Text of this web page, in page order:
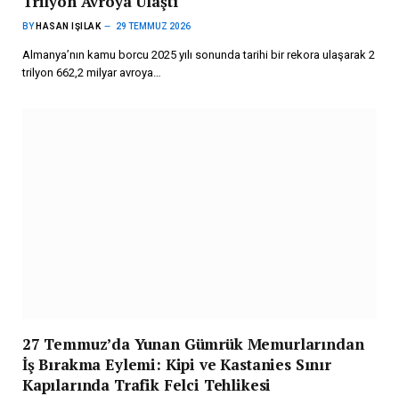
BY HASAN IŞILAK 29 TEMMUZ 2026
Almanya’nın kamu borcu 2025 yılı sonunda tarihi bir rekora ulaşarak 2
trilyon 662,2 milyar avroya…
27 Temmuz’da Yunan Gümrük Memurlarından
İş Bırakma Eylemi: Kipi ve Kastanies Sınır
Kapılarında Trafik Felci Tehlikesi